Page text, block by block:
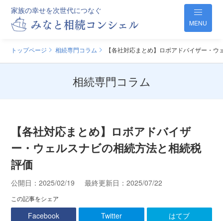
家族の幸せを次世代につなぐ
MENU
トップページ 相続専門コラム 【各社対応まとめ】ロボアドバイザー・
相続専門コラム
【各社対応まとめ】ロボアドバイザ
ー・ウェルスナビの相続方法と相続税
評価
公開日：2025/02/19 最終更新日：2025/07/22
この記事をシェア
Facebook Twitter はてブ